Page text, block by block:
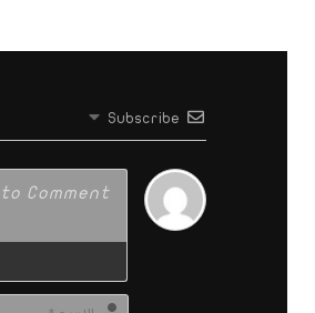
Subscribe